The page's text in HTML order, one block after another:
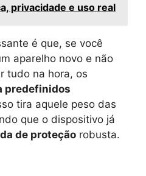
privacidade e uso real
é que, se você
aparelho novo e não
tudo na hora, os
predefinidos
tira aquele peso das
que o dispositivo já
de proteção robusta.